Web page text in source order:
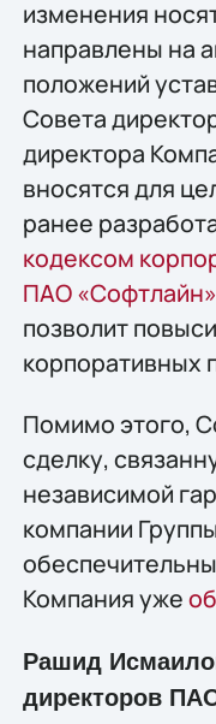
изменения
направлены на
положений
Совета
директора
вносятся для
ранее
кодексом
ПАО
позволит
корпоративных
Помимо этого,
сделку,
независимой
компании
Компания уже
Рашид
директоров